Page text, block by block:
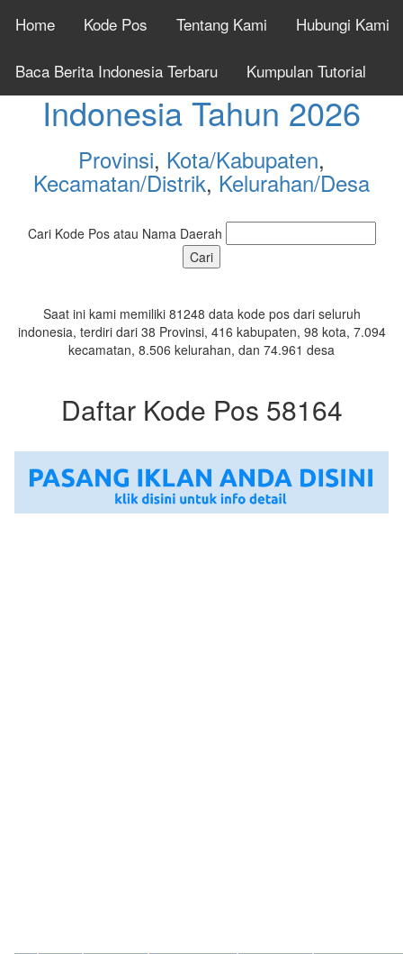
Home Kode Pos Tentang Kami Hubungi Kami
Baca Berita Indonesia Terbaru Kumpulan Tutorial
Cek Kode Pos Seluruh
Indonesia Tahun 2026
Provinsi, Kota/Kabupaten,
Kecamatan/Distrik, Kelurahan/Desa
Cari Kode Pos atau Nama Daerah
Saat ini kami memiliki 81248 data kode pos dari seluruh
indonesia, terdiri dari 38 Provinsi, 416 kabupaten, 98 kota, 7.094
kecamatan, 8.506 kelurahan, dan 74.961 desa
Daftar Kode Pos 58164